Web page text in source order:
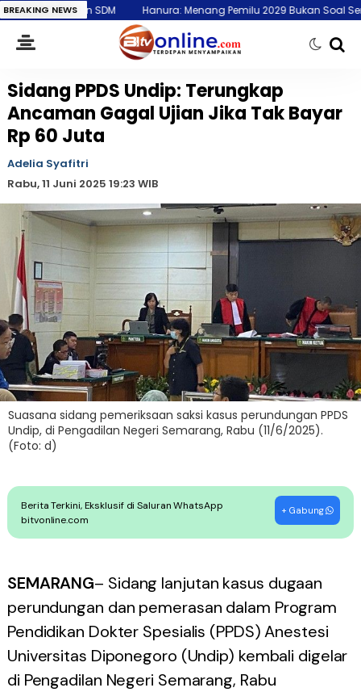
BREAKING NEWS
SDM Hanura: Menang Pemilu 2029 Bukan Soal Sering Rapat dan
Sidang PPDS Undip: Terungkap
Ancaman Gagal Ujian Jika Tak Bayar
Rp 60 Juta
Adelia Syafitri
Rabu, 11 Juni 2025 19:23 WIB
Suasana sidang pemeriksaan saksi kasus perundungan PPDS
Undip, di Pengadilan Negeri Semarang, Rabu (11/6/2025).
(Foto: d)
Berita Terkini, Eksklusif di Saluran WhatsApp
bitvonline.com
+ Gabung
SEMARANG– Sidang lanjutan kasus dugaan
perundungan dan pemerasan dalam Program
Pendidikan Dokter Spesialis (PPDS) Anestesi
Universitas Diponegoro (Undip) kembali digelar
di Pengadilan Negeri Semarang, Rabu